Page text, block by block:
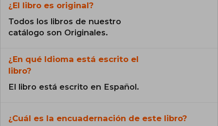
¿El libro es original?
Todos los libros de nuestro
catálogo son Originales.
¿En qué Idioma está escrito el
libro?
El libro está escrito en Español.
¿Cuál es la encuadernación de este libro?